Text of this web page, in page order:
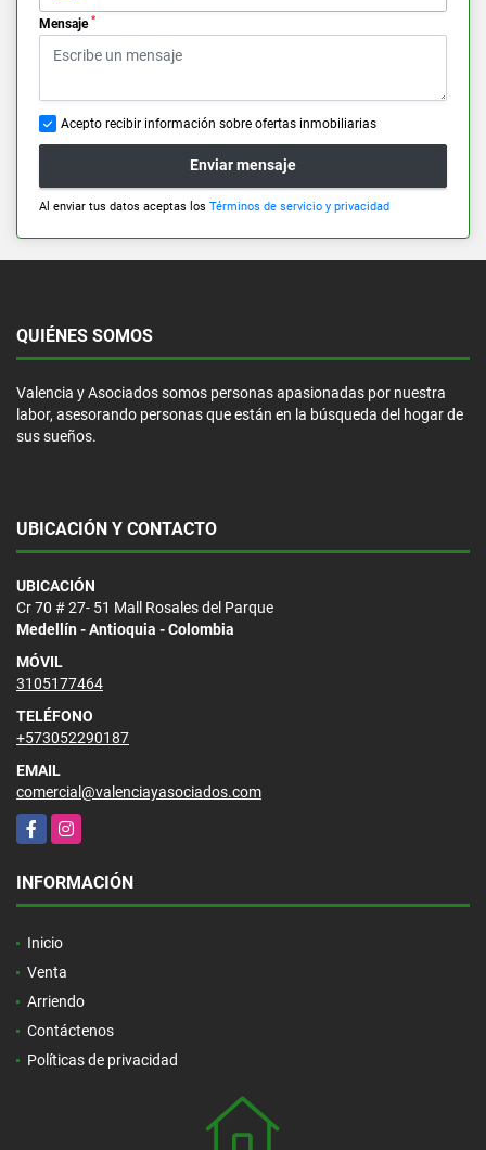
Mensaje *
Acepto recibir información sobre ofertas inmobiliarias
Enviar mensaje
Al enviar tus datos aceptas los Términos de servicio y privacidad
QUIÉNES SOMOS
Valencia y Asociados somos personas apasionadas por nuestra
labor, asesorando personas que están en la búsqueda del hogar de
sus sueños.
UBICACIÓN Y CONTACTO
UBICACIÓN
Cr 70 # 27- 51 Mall Rosales del Parque
Medellín - Antioquia - Colombia
MÓVIL
3105177464
TELÉFONO
+573052290187
EMAIL
comercial@valenciayasociados.com
FacebookInstagram
INFORMACIÓN
Inicio
Venta
Arriendo
Contáctenos
Políticas de privacidad